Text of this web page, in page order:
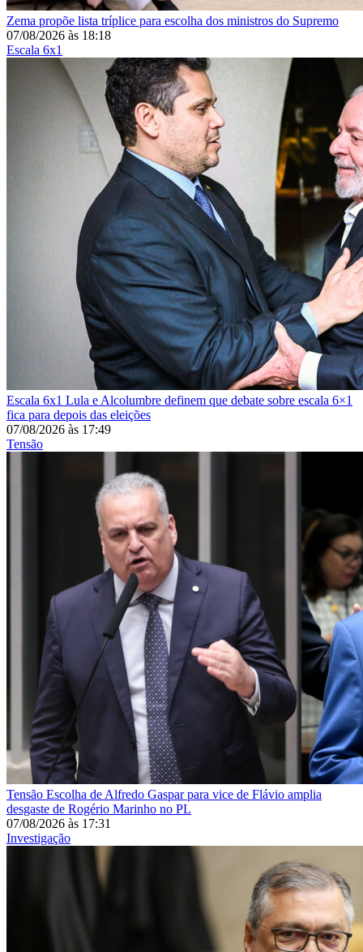
Zema propõe lista tríplice para escolha dos ministros do Supremo
07/08/2026 às 18:18
Escala 6x1
Escala 6x1 Lula e Alcolumbre definem que debate sobre escala 6×1
fica para depois das eleições
07/08/2026 às 17:49
Tensão
Tensão Escolha de Alfredo Gaspar para vice de Flávio amplia
desgaste de Rogério Marinho no PL
07/08/2026 às 17:31
Investigação